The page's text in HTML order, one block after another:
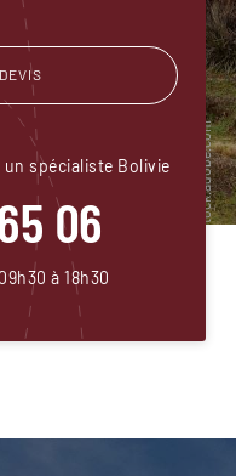
spécialiste Bolivie
06
à 18h30